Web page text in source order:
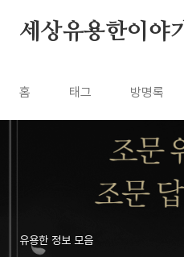
세상유용한이야기
홈 태그 방명록
유용한 정보 모음